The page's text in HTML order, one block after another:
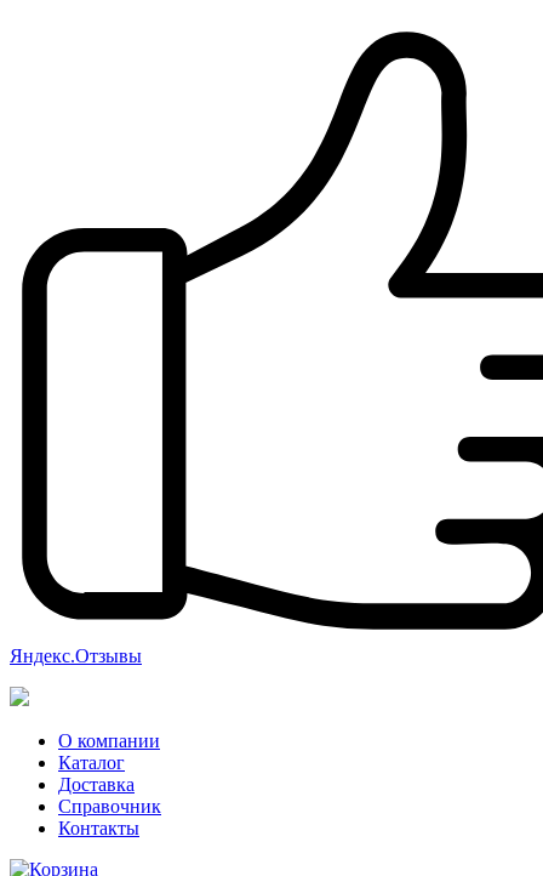
Яндекс.Отзывы
О компании
Каталог
Доставка
Справочник
Контакты